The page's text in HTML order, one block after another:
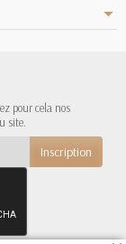
pour cela nos
site.